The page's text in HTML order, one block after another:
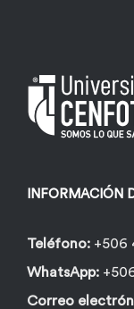
INFORMACIÓN
Teléfono: +506
WhatsApp:
Correo